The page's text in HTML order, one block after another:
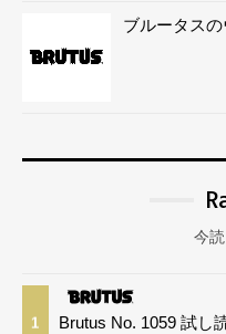
ブルータスの
今
1 Brutus No. 1059 試し